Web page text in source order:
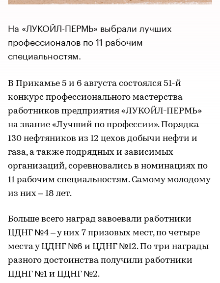
На «ЛУКОЙЛ-ПЕРМЬ» выбрали лучших
профессионалов по 11 рабочим
специальностям.
В Прикамье 5 и 6 августа состоялся 51-й
конкурс профессионального мастерства
работников предприятия «ЛУКОЙЛ-ПЕРМЬ»
на звание «Лучший по профессии». Порядка
130 нефтяников из 12 цехов добычи нефти и
газа, а также подрядных и зависимых
организаций, соревновались в номинациях по
11 рабочим специальностям. Самому молодому
из них – 18 лет.
Больше всего наград завоевали работники
ЦДНГ №4 – у них 7 призовых мест, по четыре
места у ЦДНГ №6 и ЦДНГ №12. По три награды
разного достоинства получили работники
ЦДНГ №1 и ЦДНГ №2.